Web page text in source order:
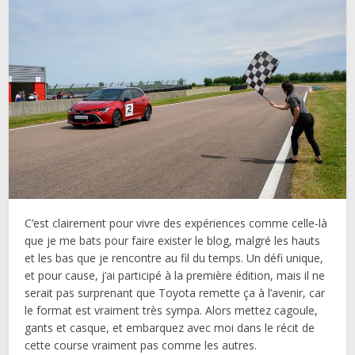
C’est clairement pour vivre des expériences comme celle-là
que je me bats pour faire exister le blog, malgré les hauts
et les bas que je rencontre au fil du temps. Un défi unique,
et pour cause, j’ai participé à la première édition, mais il ne
serait pas surprenant que Toyota remette ça à l’avenir, car
le format est vraiment très sympa. Alors mettez cagoule,
gants et casque, et embarquez avec moi dans le récit de
cette course vraiment pas comme les autres.